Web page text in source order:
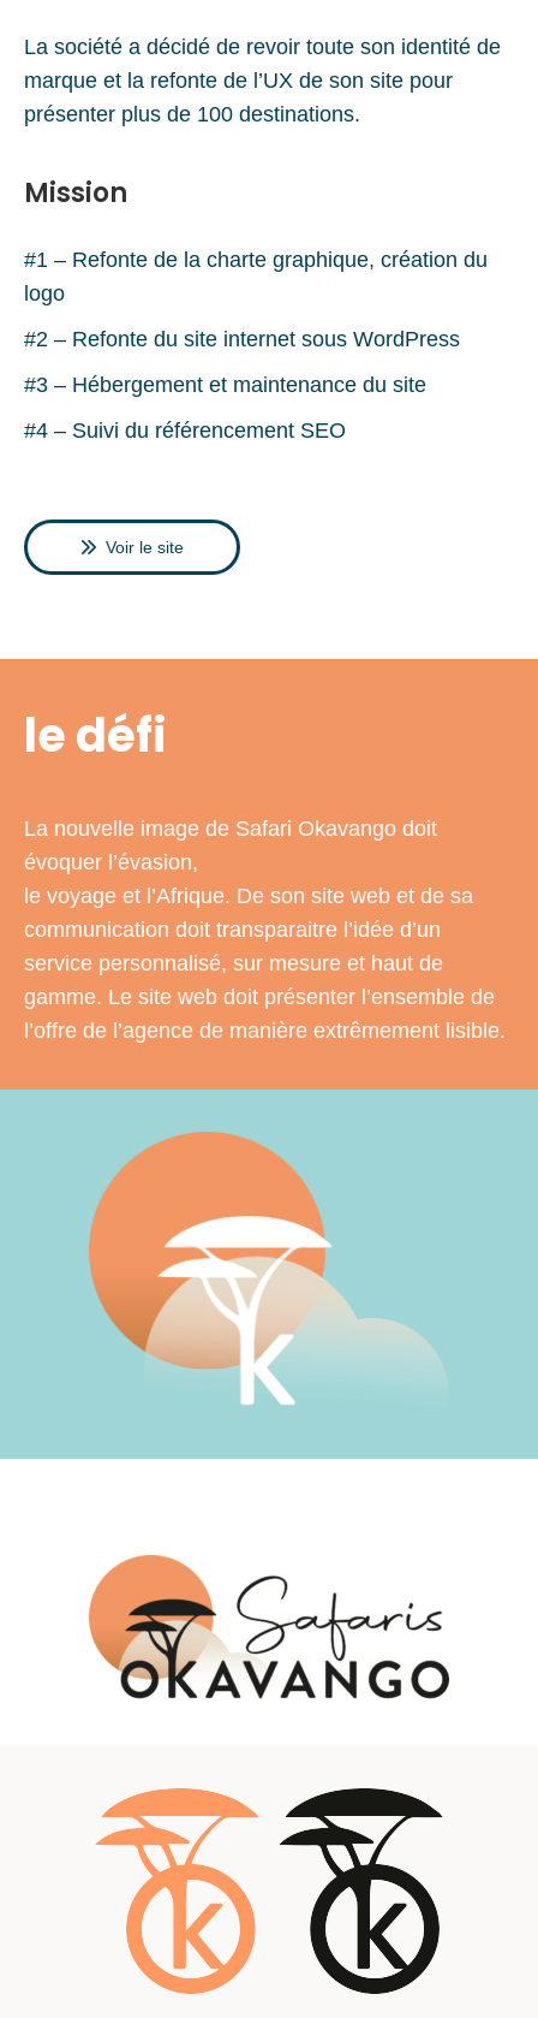
La société a décidé de revoir toute son identité de
marque et la refonte de l’UX de son site pour
présenter plus de 100 destinations.
Mission
#1 – Refonte de la charte graphique, création du
logo
#2 – Refonte du site internet sous WordPress
#3 – Hébergement et maintenance du site
#4 – Suivi du référencement SEO
Voir le site
le défi
La nouvelle image de Safari Okavango doit
évoquer l’évasion,
le voyage et l’Afrique. De son site web et de sa
communication doit transparaitre l’idée d’un
service personnalisé, sur mesure et haut de
gamme. Le site web doit présenter l’ensemble de
l’offre de l’agence de manière extrêmement lisible.